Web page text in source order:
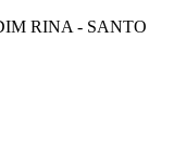
RINA - SANTO